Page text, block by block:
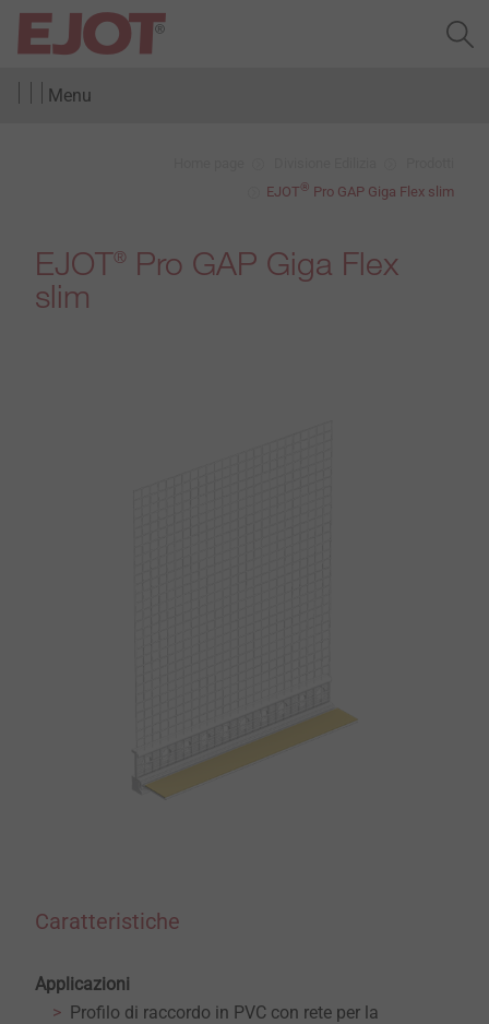
Menu
EJOT® Pro GAP Giga Flex slim
EJOT® Pro GAP Giga Flex
slim
Caratteristiche
Applicazioni
Profilo di raccordo in PVC con rete per la